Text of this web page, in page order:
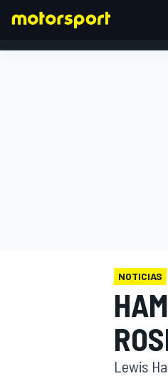
NOTICIAS
Lewis